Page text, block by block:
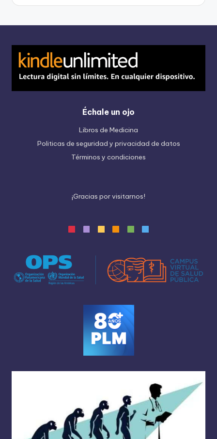
Échale un ojo
Libros de Medicina
Politicas de seguridad y privacidad de datos
Términos y condiciones
¡Gracias porvisitarnos!